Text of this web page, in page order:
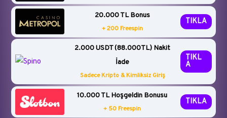
20.000 TL Bonus
+ 200 Freespin
TIKLA
2.000 USDT (88.000TL) Nakit
İade
Sadece Kripto & Kimliksiz Giriş
TIKL
A
10.000 TL Hoşgeldin Bonusu
+ 50 Freespin
TIKLA